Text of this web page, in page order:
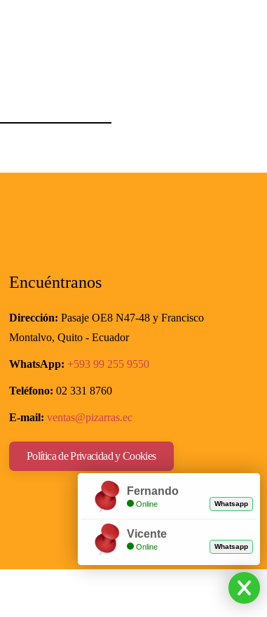
Encuéntranos
Dirección: Pasaje OE8 N47-48 y Francisco
Montalvo, Quito - Ecuador
WhatsApp: +593 99 255 9550
Teléfono: 02 331 8760
E-mail: ventas@pizarras.ec
Política de Privacidad y Cookies
Fernando
Online Whatsapp
Vicente
Online Whatsapp